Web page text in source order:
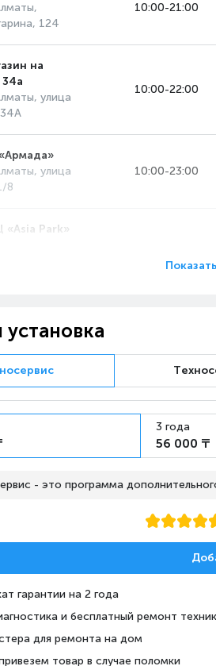
124
10:00-21:00
на
улица
10:00-22:00
улица
8
10:00-23:00
Park»
18/4
10:00-22:00
10:00-23:00
147/127
Алматы
установка
3 года
56 000 ₸
- это программа
гарантии на 2 года
и бесплатный ремонт
для ремонта на дом
товар в случае поломки